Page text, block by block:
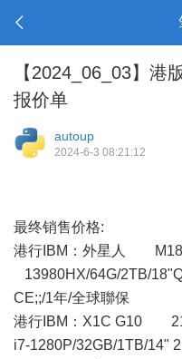
【2024_06_03】港
报价单
autoup
2024-6-3 08:21:12
最终销售价格:
港行IBM： 外星人
13980HX/64G/2TB/
CE;;/1年/全球聯保
港行IBM：X1C G10
i7-1280P/32GB/1TB/14"